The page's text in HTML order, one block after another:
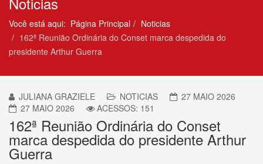
Você está aqui: Página Principal
Noticias
162ª Reunião Ordinária do Conset marca despedida do
presidente Arthur Guerra
JULIANA GRAZIELE NOTICIAS
27 MAIO 2026
27 MAIO 2026
ACESSOS: 151
162ª Reunião Ordinária do Conset
marca despedida do presidente Arthur
Guerra